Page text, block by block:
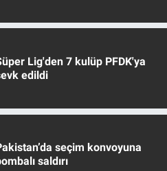
Lig'den 7 kulüp PFDK'ya
edildi
seçim konvoyuna
saldırı